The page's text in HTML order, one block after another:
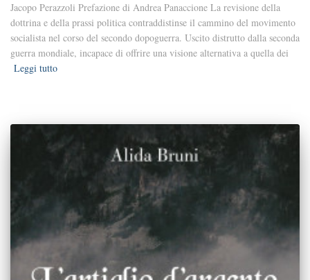
Jacopo Perazzoli Prefazione di Andrea Panaccione La revisione della
dottrina e della prassi politica contraddistinse il cammino del movimento
socialista nel corso del secondo dopoguerra. Uscito distrutto dalla seconda
guerra mondiale, incapace di offrire una visione alternativa a quella dei
Leggi tutto